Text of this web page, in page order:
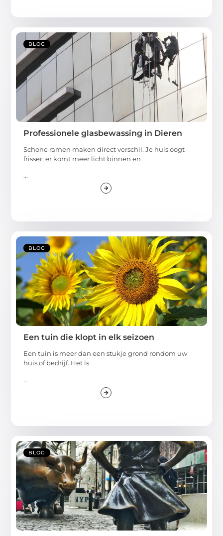
BLOG
Professionele glasbewassing in Dieren
Schone ramen maken direct verschil. Je huis oogt
frisser, er komt meer licht binnen en
...
BLOG
Een tuin die klopt in elk seizoen
Een tuin is meer dan een stukje grond rondom uw
huis of bedrijf. Het is
...
BLOG